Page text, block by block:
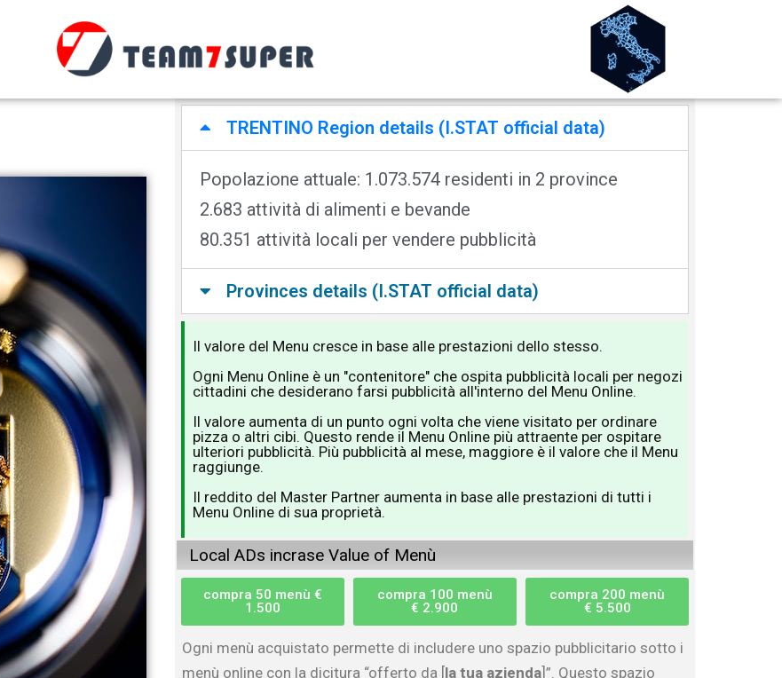
TRENTINO Region details (I.STAT official data)
Popolazione attuale: 1.073.574 residenti in 2 province
2.683 attività di alimenti e bevande
80.351 attività locali per vendere pubblicità
Provinces details (I.STAT official data)
Il valore del Menu cresce in base alle prestazioni dello stesso.
Ogni Menu Online è un "contenitore" che ospita pubblicità locali per negozi
cittadini che desiderano farsi pubblicità all'interno del Menu Online.
Il valore aumenta di un punto ogni volta che viene visitato per ordinare
pizza o altri cibi. Questo rende il Menu Online più attraente per ospitare
ulteriori pubblicità. Più pubblicità al mese, maggiore è il valore che il Menu
raggiunge.
Il reddito del Master Partner aumenta in base alle prestazioni di tutti i
Menu Online di sua proprietà.
Local ADs incrase Value of Menù
compra 50 menù €
1.500
compra 100 menù
€ 2.900
compra 200 menù
€ 5.500
Ogni menù acquistato permette di includere uno spazio pubblicitario sotto i
menù online con la dicitura “offerto da [la tua azienda]”. Questo spazio